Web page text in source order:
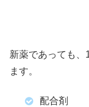
新薬であっても、
ます。
配合剤